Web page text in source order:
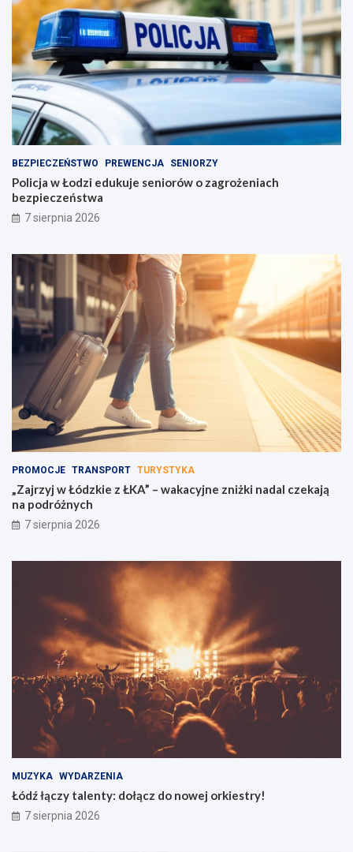
BEZPIECZEŃSTWO PREWENCJA SENIORZY
Policja w Łodzi edukuje seniorów o zagrożeniach
bezpieczeństwa
7 sierpnia 2026
PROMOCJE TRANSPORT TURYSTYKA
„Zajrzyj w Łódzkie z ŁKA” – wakacyjne zniżki nadal czekają
na podróżnych
7 sierpnia 2026
MUZYKA WYDARZENIA
Łódź łączy talenty: dołącz do nowej orkiestry!
7 sierpnia 2026